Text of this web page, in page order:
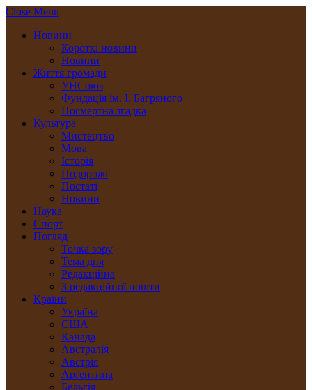
Close Menu
Новини
Короткі новини
Новини
Життя громади
УНСоюз
Фундація ім. І. Багряного
Посмертна згадка
Культура
Мистецтво
Мова
Історія
Подорожі
Постаті
Новини
Наука
Спорт
Погляд
Точка зору
Тема дня
Редакційна
З редакційної пошти
Країни
Україна
США
Канада
Австралія
Австрія
Арґентина
Бельгія